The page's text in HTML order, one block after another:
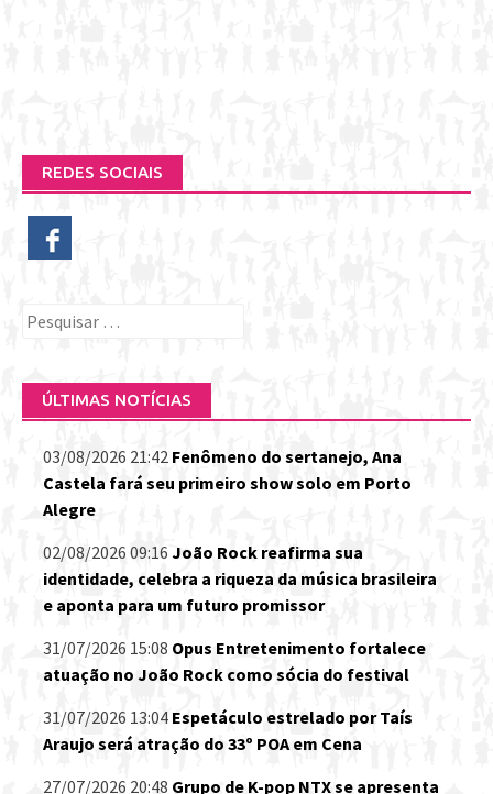
REDES SOCIAIS
Pesquisar
ÚLTIMAS NOTÍCIAS
03/08/2026 21:42 Fenômeno do sertanejo, Ana
Castela fará seu primeiro show solo em Porto
Alegre
02/08/2026 09:16 João Rock reafirma sua
identidade, celebra a riqueza da música brasileira
e aponta para um futuro promissor
31/07/2026 15:08 Opus Entretenimento fortalece
atuação no João Rock como sócia do festival
31/07/2026 13:04 Espetáculo estrelado por Taís
Araujo será atração do 33º POA em Cena
27/07/2026 20:48 Grupo de K-pop NTX se apresenta